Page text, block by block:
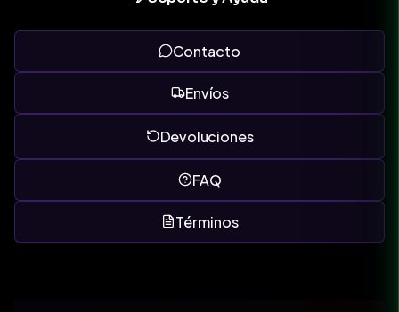
Contacto
Envíos
Devoluciones
FAQ
Términos